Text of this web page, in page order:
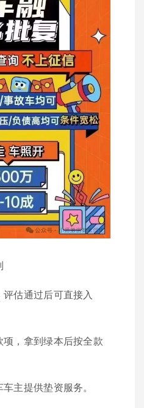
估通过后可直接入
，拿到绿本后按全款
主提供垫资服务。